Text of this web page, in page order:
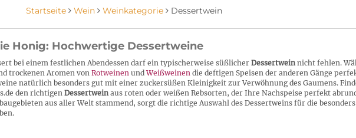
Startseite Wein Weinkategorie Dessertwein
Honig: Hochwertige Dessertweine
bei einem festlichen Abendessen darf ein typischerweise süßlicher Dessertweinnicht fehlen.
trockenen Aromen von Rotweinen undWeißweinen die deftigen Speisen der anderen Gänge
natürlich besonders gut mit einer zuckersüßen Kleinigkeit zur Verwöhnung des Gaumens.
den richtigen Dessertweinaus roten oder weißen Rebsorten, der Ihre Nachspeise perfekt
aus aller Welt stammend, sorgt die richtige Auswahl des Dessertweins für die